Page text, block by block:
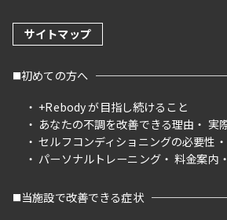
サイトマップ
初めての方へ
+Rebody が目指し続けること
あなたの不調を改善できる理由
実
セルフコンディショニングの必要性
パーソナルトレーニング
料金案内
当施設で改善できる症状